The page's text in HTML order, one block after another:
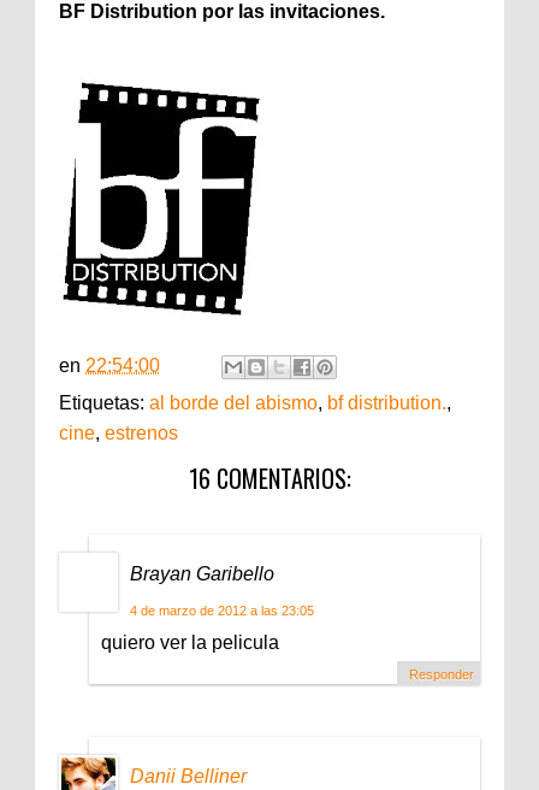
BF Distribution por las invitaciones.
en 22:54:00
Etiquetas: al borde del abismo, bf distribution.,
cine, estrenos
16 COMENTARIOS:
Brayan Garibello
4 de marzo de 2012 a las 23:05
quiero ver la pelicula
Responder
Danii Belliner